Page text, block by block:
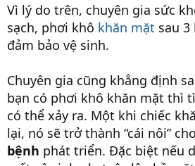
Vì lý do trên, chuyên gia sức
sạch, phơi khô khăn mặt sau
đảm bảo vệ sinh.
Chuyên gia cũng khẳng định
bạn có phơi khô khăn mặt thì
có thể xảy ra. Một khi chiếc
lại, nó sẽ trở thành “cái nôi” cho
bệnh phát triển. Đặc biệt nếu